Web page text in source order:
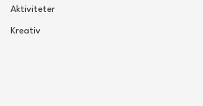
Aktiviteter
Kreativ